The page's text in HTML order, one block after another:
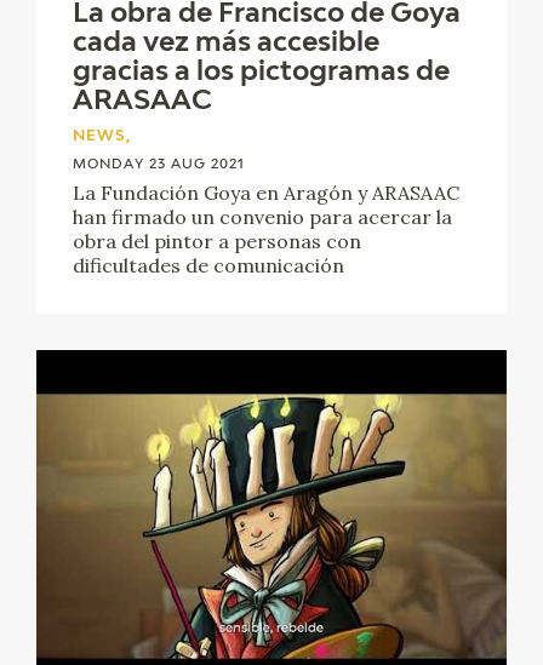
La obra de Francisco de Goya
cada vez más accesible
gracias a los pictogramas de
ARASAAC
NEWS,
MONDAY 23 AUG 2021
La Fundación Goya en Aragón y ARASAAC
han firmado un convenio para acercar la
obra del pintor a personas con
dificultades de comunicación